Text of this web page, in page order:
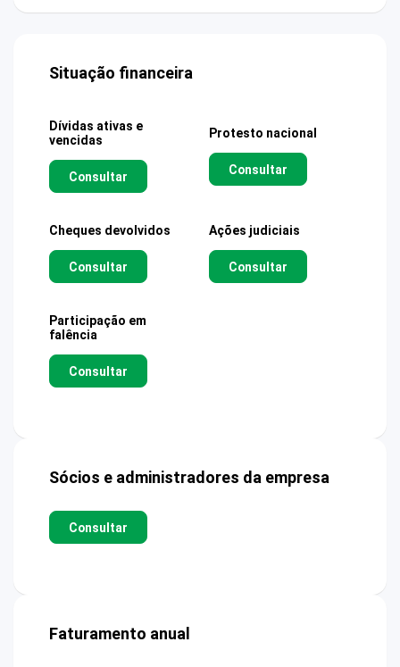
Situação financeira
Dívidas ativas e
vencidas
Consultar
Protesto nacional
Consultar
Cheques devolvidos
Consultar
Ações judiciais
Consultar
Participação em
falência
Consultar
Sócios e administradores da empresa
Consultar
Faturamento anual